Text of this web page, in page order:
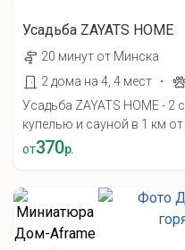
Усадьба ZAYATS HOME
20 минут от Минска
2 дома на 4, 4 мест
·
Усадьба ZAYATS HOME -
купелью и сауной в 1 км от
от370р.